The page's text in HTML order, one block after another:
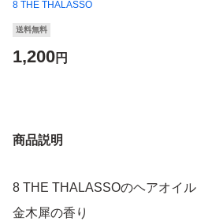
8 THE THALASSO
送料無料
1,200円
商品説明
8 THE THALASSOのヘアオイル
金木犀の香り